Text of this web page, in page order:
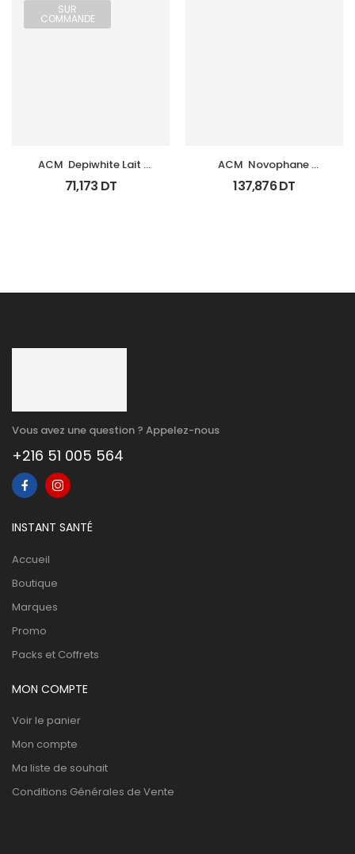
SUR
COMMANDE
ACM  Depiwhite Lait
Corporel Eclaircissant
200Ml
71,173 DT
ACM  Novophane
Coffret Anti Chute
(Lotion+Shp+Cp)
137,876DT
Vous avez une question ? Appelez-nous
+216 51 005 564
INSTANT SANTÉ
Accueil
Boutique
Marques
Promo
Packs et Coffrets
MON COMPTE
Voir le panier
Mon compte
Ma liste de souhait
Conditions Générales de Vente